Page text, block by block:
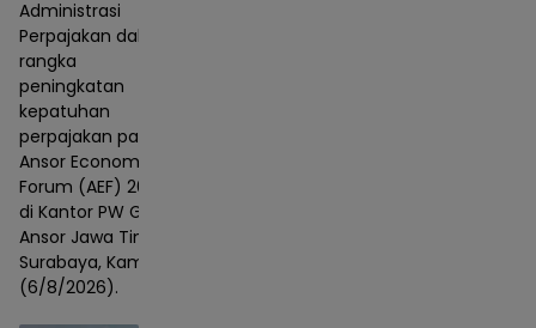
Administrasi
Perpajakan dalam
rangka
peningkatan
kepatuhan
perpajakan pada
Ansor Economic
Forum (AEF) 2026
di Kantor PW GP
Ansor Jawa Timur,
Surabaya, Kamis
(6/8/2026).